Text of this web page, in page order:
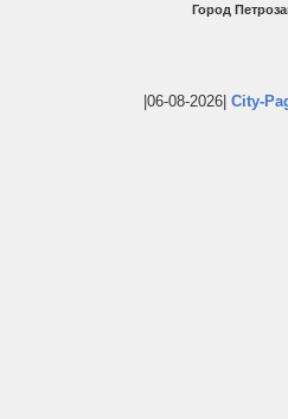
Город
|06-08-2026| City-